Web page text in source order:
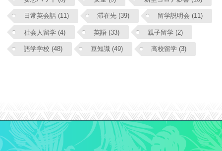
日常英会話 (11) 滞在先 (39) 留学説明会 (11)
社会人留学 (4) 英語 (33) 親子留学 (2)
語学学校 (48) 豆知識 (49) 高校留学 (3)